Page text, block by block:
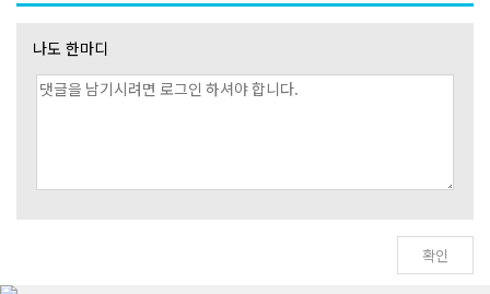
나도 한마디